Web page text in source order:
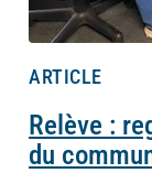
ARTICLE
Relève :
du